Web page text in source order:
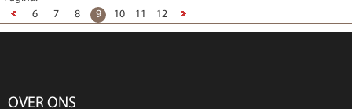
6
7 8 9 10 11 12
OVER ONS